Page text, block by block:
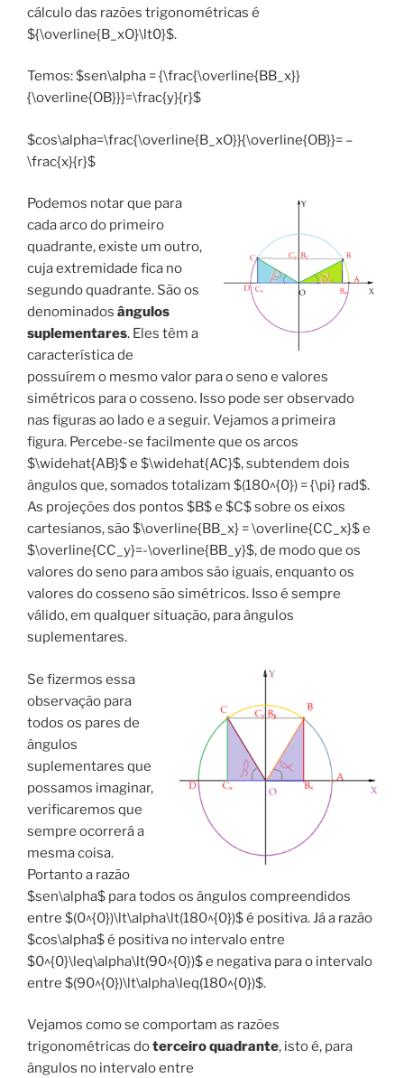
cálculo das razões trigonométricas é
${\overline{B_xO}\lt0}$.
Temos: $sen\alpha = {\frac{\overline{BB_x}}
{\overline{OB}}}=\frac{y}{r}$
$cos\alpha=\frac{\overline{B_xO}}{\overline{OB}}= –
\frac{x}{r}$
Podemos notar que para
cada arco do primeiro
quadrante, existe um outro,
cuja extremidade fica no
segundo quadrante. São os
denominados ângulos
suplementares. Eles têm a
característica de
possuírem o mesmo valor para o seno e valores
simétricos para o cosseno. Isso pode ser observado
nas figuras ao lado e a seguir. Vejamos a primeira
figura. Percebe-se facilmente que os arcos
$\widehat{AB}$ e $\widehat{AC}$, subtendem dois
ângulos que, somados totalizam $(180^{0}) = {\pi} rad$.
As projeções dos pontos $B$ e $C$ sobre os eixos
cartesianos, são $\overline{BB_x} = \overline{CC_x}$ e
$\overline{CC_y}=-\overline{BB_y}$, de modo que os
valores do seno para ambos são iguais, enquanto os
valores do cosseno são simétricos. Isso é sempre
válido, em qualquer situação, para ângulos
suplementares.
Se fizermos essa
observação para
todos os pares de
ângulos
suplementares que
possamos imaginar,
verificaremos que
sempre ocorrerá a
mesma coisa.
Portanto a razão
$sen\alpha$ para todos os ângulos compreendidos
entre $(0^{0})\lt\alpha\lt(180^{0})$ é positiva. Já a razão
$cos\alpha$ é positiva no intervalo entre
$0^{0}\leq\alpha\lt(90^{0})$ e negativa para o intervalo
entre $(90^{0})\lt\alpha\leq(180^{0})$.
Vejamos como se comportam as razões
trigonométricas doterceiro quadrante, isto é, para
ângulos no intervalo entre